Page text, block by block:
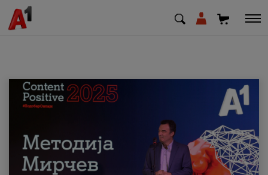
МК EN
Приватни Деловни